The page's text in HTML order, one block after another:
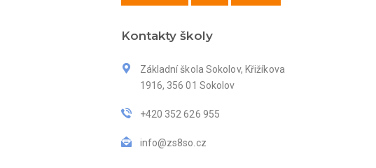
Kontakty školy
Základní škola Sokolov, Křižíkova
1916, 356 01 Sokolov
+420 352 626 955
info@zs8so.cz